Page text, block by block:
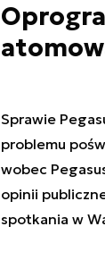
Sprawie
problemu
wobec
opinii
spotkania w